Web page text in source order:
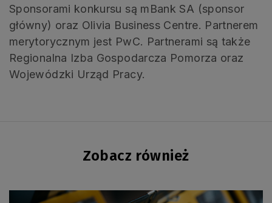
Sponsorami konkursu są mBank SA (sponsor
główny) oraz Olivia Business Centre. Partnerem
merytorycznym jest PwC. Partnerami są także
Regionalna Izba Gospodarcza Pomorza oraz
Wojewódzki Urząd Pracy.
Zobacz również